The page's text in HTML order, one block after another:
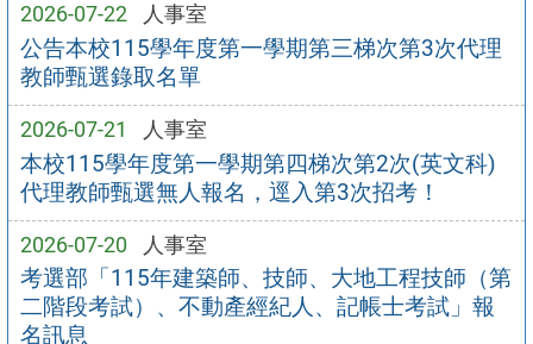
2026-07-22 人事室
公告本校115學年度第一學期第三梯次第3次代理
教師甄選錄取名單
2026-07-21 人事室
本校115學年度第一學期第四梯次第2次(英文科)
代理教師甄選無人報名，逕入第3次招考！
2026-07-20 人事室
考選部「115年建築師、技師、大地工程技師（第
二階段考試）、不動產經紀人、記帳士考試」報
名訊息